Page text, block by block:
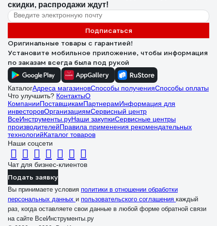
скидки, распродажи ждут!
Подписаться
Оригинальные товары с гарантией!
Установите мобильное приложение, чтобы информация
по заказам всегда была под рукой
КаталогАдреса магазиновСпособы полученияСпособы оплаты
Что улучшить? КонтактыО
КомпанииПоставщикамПартнерамИнформация для
инвесторовОрганизациямСервисный центр
ВсеИнструменты.руНаши закупкиСервисные центры
производителейПравила применения рекомендательных
технологийКаталог товаров
Наши соцсети
Чат для бизнес-клиентов
Подать заявку
Вы принимаете условия политики в отношении обработки
персональных данных и пользовательского соглашения каждый
раз, когда оставляете свои данные в любой форме обратной связи
на сайте ВсеИнструменты.ру